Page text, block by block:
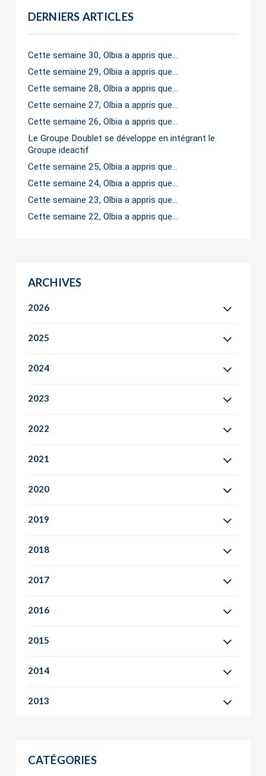
DERNIERS ARTICLES
Cette semaine 30, Olbia a appris que…
Cette semaine 29, Olbia a appris que…
Cette semaine 28, Olbia a appris que…
Cette semaine 27, Olbia a appris que…
Cette semaine 26, Olbia a appris que…
Le Groupe Doublet se développe en intégrant le
Groupe ideactif
Cette semaine 25, Olbia a appris que…
Cette semaine 24, Olbia a appris que…
Cette semaine 23, Olbia a appris que…
Cette semaine 22, Olbia a appris que…
ARCHIVES
2026
2025
2024
2023
2022
2021
2020
2019
2018
2017
2016
2015
2014
2013
CATÉGORIES